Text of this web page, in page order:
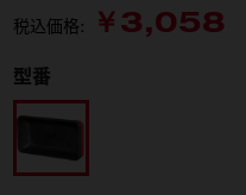
税込価格: ￥3,058
型番
48-22-8071